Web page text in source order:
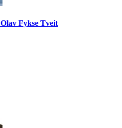
Olav Fykse Tveit